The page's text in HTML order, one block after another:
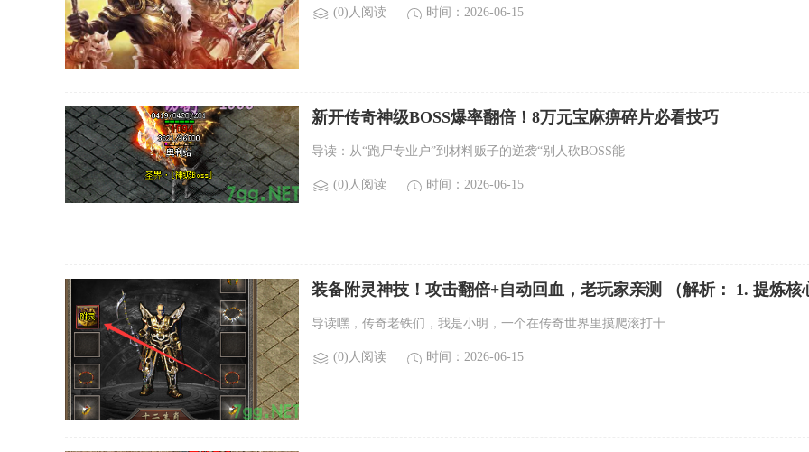
(0)人阅读 时间：2026-06-15
新开传奇神级BOSS爆率翻倍！8万元宝麻痹碎片必看技巧
导读：从“跑尸专业户”到材料贩子的逆袭“别人砍BOSS能
(0)人阅读 时间：2026-06-15
装备附灵神技！攻击翻倍+自动回血，老玩家亲测 （解析： 1. 提炼核
导读嘿，传奇老铁们，我是小明，一个在传奇世界里摸爬滚打十
(0)人阅读 时间：2026-06-15